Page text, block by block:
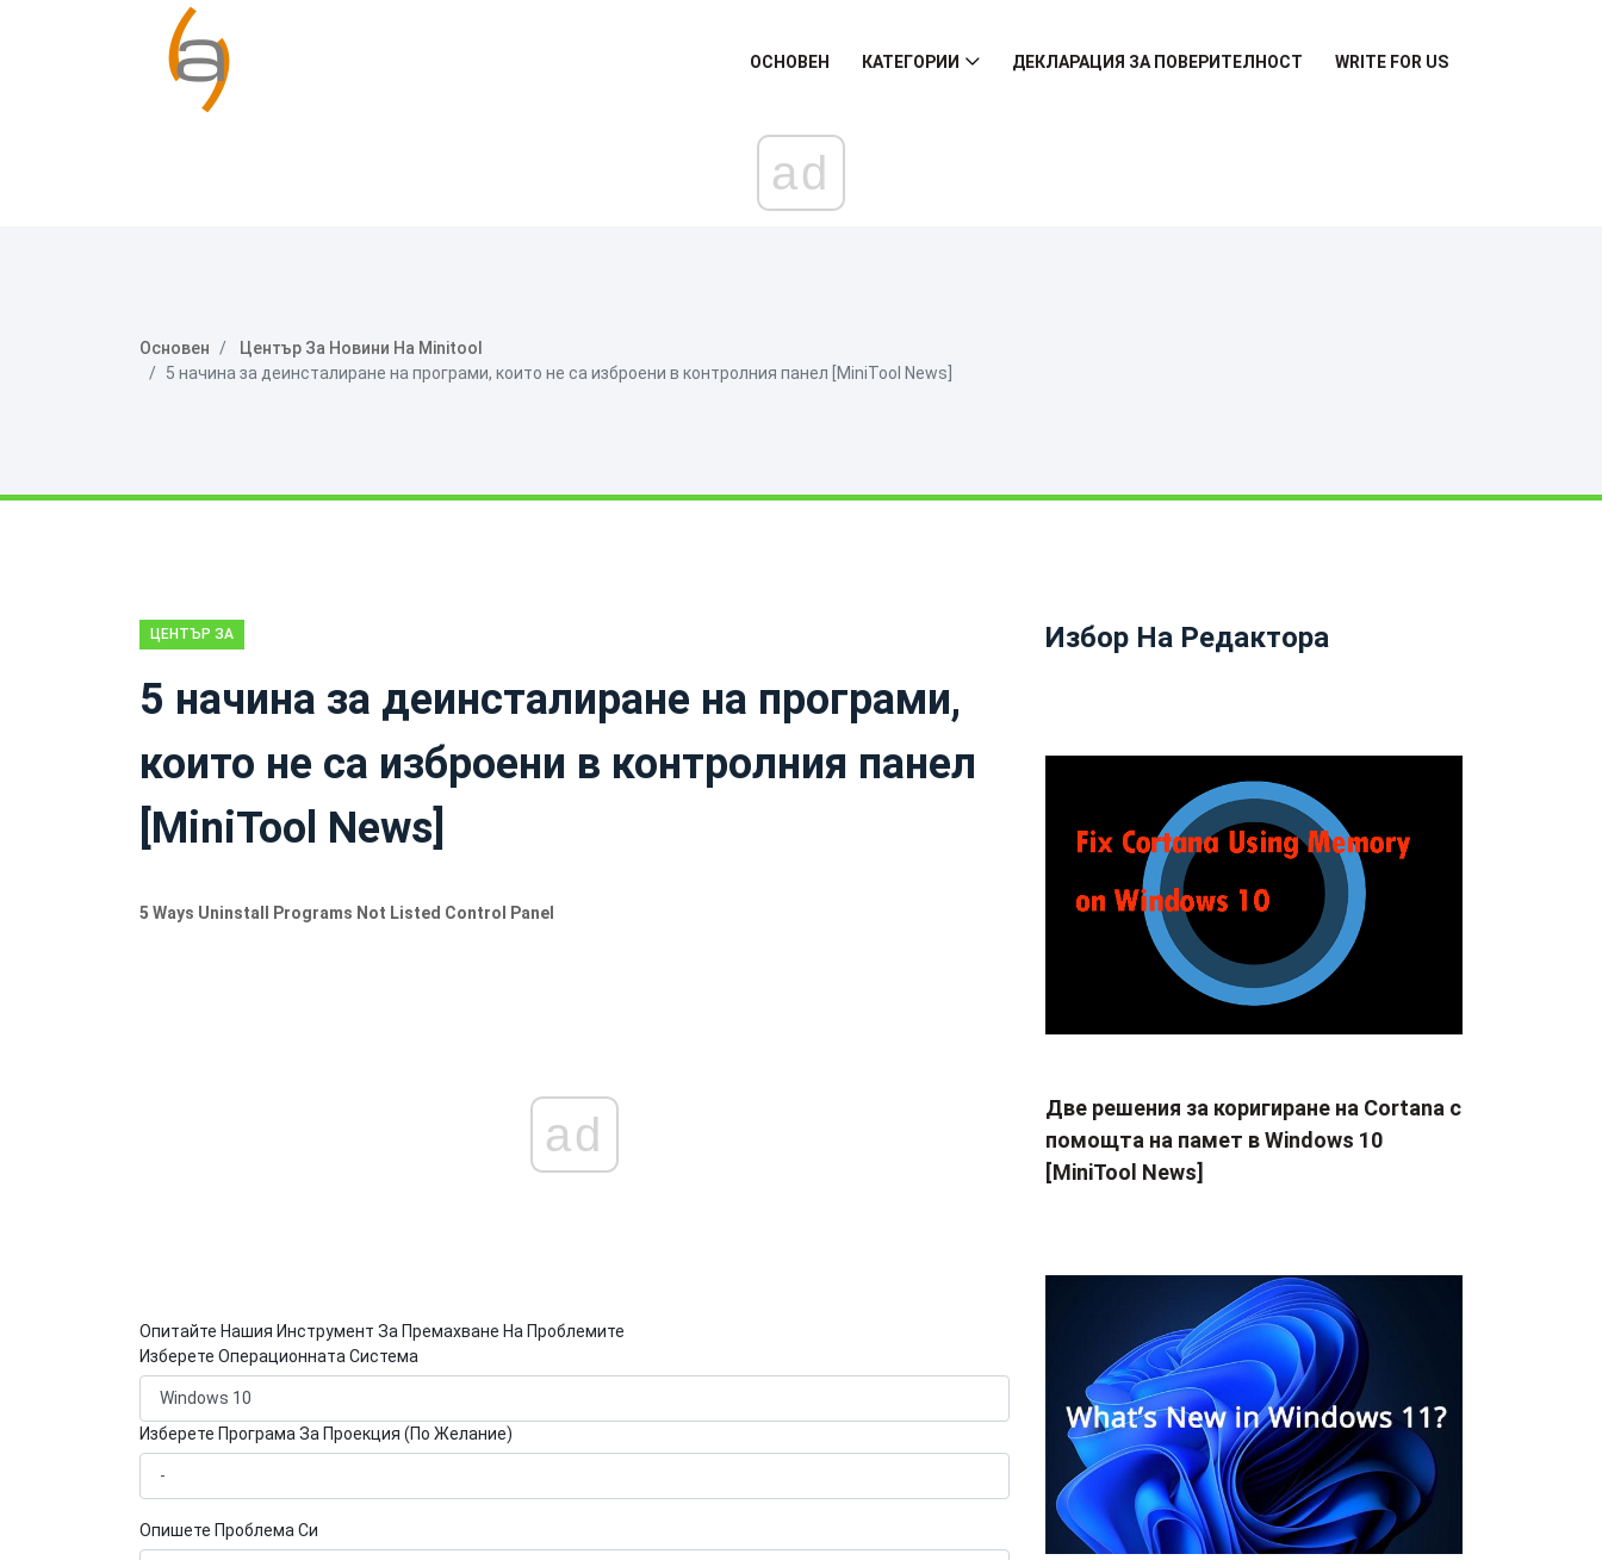
ОСНОВЕН КАТЕГОРИИ ДЕКЛАРАЦИЯ ЗА ПОВЕРИТЕЛНОСТ WRITE FOR US
ad
Основен
Център За Новини На Minitool
5 начина за деинсталиране на програми, които не са изброени в контролния панел [MiniTool News]
ЦЕНТЪР ЗА
MINITOOL
5 начина за деинсталиране на програми,
които не са изброени в контролния панел
[MiniTool News]
5 Ways Uninstall Programs Not Listed Control Panel
ad
Опитайте Нашия Инструмент За Премахване На Проблемите
Изберете Операционната Система
Изберете Програма За Проекция (По Желание)
Опишете Проблема Си
Избор На Редактора
Две решения за коригиране на Cortana с
помощта на памет в Windows 10
[MiniTool News]